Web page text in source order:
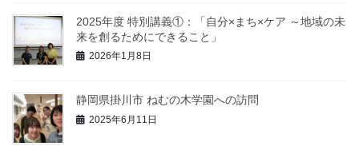
2025年度 特別講義①：「自分×まち×ケア ～地域の未
来を創るためにできること」
2026年1月8日
静岡県掛川市 ねむの木学園への訪問
2025年6月11日